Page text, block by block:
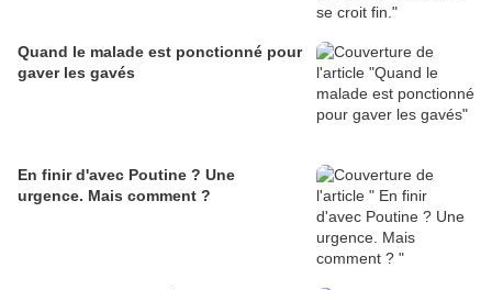
Quand le malade est ponctionné pour
gaver les gavés
En finir d'avec Poutine ? Une
urgence. Mais comment ?